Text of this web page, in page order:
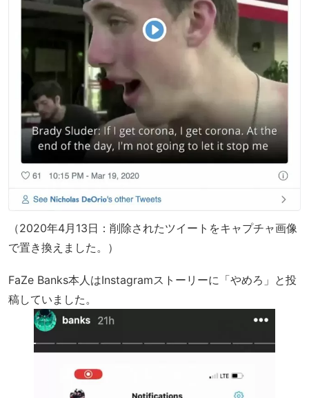
（2020年4月13日：削除されたツイートをキャプチャ画像
で置き換えました。）
FaZe Banks本人はInstagramストーリーに「やめろ」と投
稿していました。